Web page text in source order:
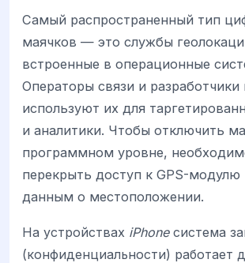
Самый распространенный тип
маячков — это службы
встроенные в операционные
Операторы связи и
используют их для
и аналитики. Чтобы отключить
программном уровне,
перекрыть доступ к GPS-
данным о местоположении.
На устройствах iPhoneсистема
(конфиденциальности) работает